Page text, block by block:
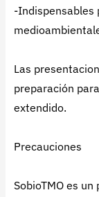
-Indispensables
Las
preparación
extendido.
Precauciones
SobioTMO es